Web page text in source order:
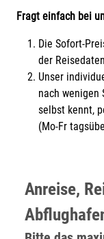
Fragt einfach bei
Die Sofort-
der
Unser
nach wenigen
selbst kennt,
(Mo-Fr
Anreise,